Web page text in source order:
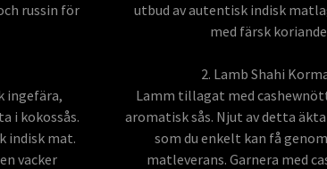
russin för
ingefära,
i kokossås.
indisk mat.
vacker
utbud av autentisk indisk
med färsk
2. Lamb Shahi
Lamm tillagat med
aromatisk sås. Njut av detta
som du enkelt kan få
matleverans. Garnera med